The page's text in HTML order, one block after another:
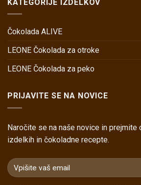
KATEGORIJE IZDELKOV
Čokolada ALIVE
LEONE Čokolada za otroke
LEONE Čokolada za peko
PRIJAVITE SE NA NOVICE
Naročite se na naše novice in prejmite
izdelkih in čokoladne recepte.